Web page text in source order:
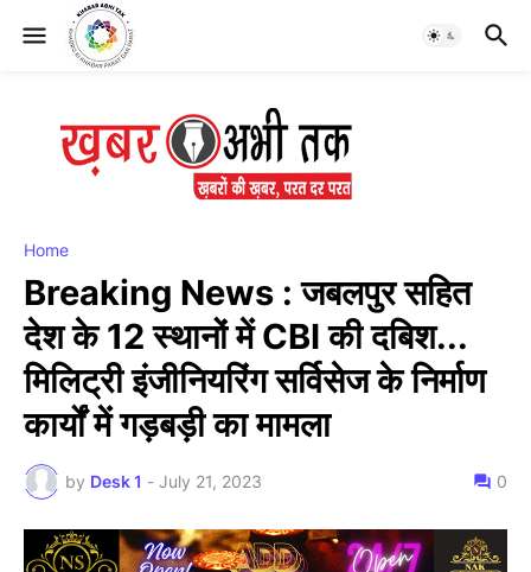
Home
Breaking News : जबलपुर सहित
देश के 12 स्थानों में CBI की दबिश...
मिलिट्री इंजीनियरिंग सर्विसेज के निर्माण
कार्यों में गड़बड़ी का मामला
by Desk 1 - July 21, 2023 0